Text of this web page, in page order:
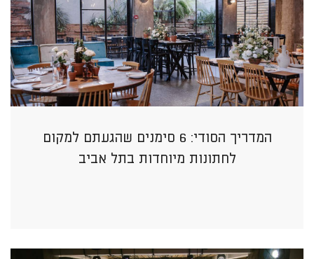
המדריך הסודי: 6 סימנים שהגעתם למקום
לחתונות מיוחדות בתל אביב